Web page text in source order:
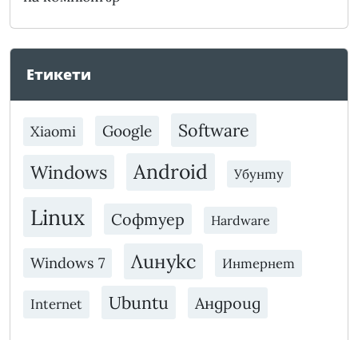
Етикети
Xiaomi Google Software
Windows Android Убунту
Linux Софтуер Hardware
Windows 7 Линукс Интернет
Internet Ubuntu Андроид